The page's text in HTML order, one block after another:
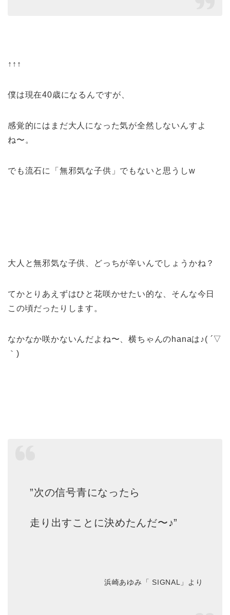
↑↑↑
僕は現在40歳になるんですが、
感覚的にはまだ大人になった気が全然しないんすよ
ね〜。
でも流石に「無邪気な子供」でもないと思うしw
大人と無邪気な子供、どっちが辛いんでしょうかね？
てかとりあえずはひと花咲かせたい的な、そんな今日
この頃だったりします。
なかなか咲かないんだよね〜、横ちゃんのhanaは♪( ´▽
｀)
”次の信号青になったら
走り出すことに決めたんだ〜♪”
浜崎あゆみ「 SIGNAL」より